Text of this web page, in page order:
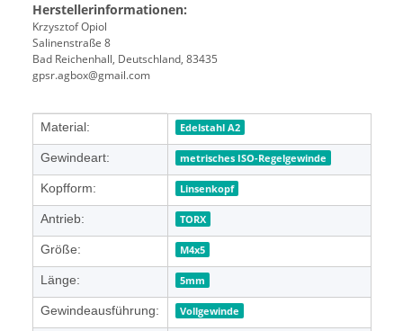
Herstellerinformationen:
Krzysztof Opiol
Salinenstraße 8
Bad Reichenhall, Deutschland, 83435
gpsr.agbox@gmail.com
Produkteigenschaft
Wert
Material: Edelstahl A2
Gewindeart: metrisches ISO-Regelgewinde
Kopfform: Linsenkopf
Antrieb: TORX
Größe: M4x5
Länge: 5mm
Gewindeausführung: Vollgewinde